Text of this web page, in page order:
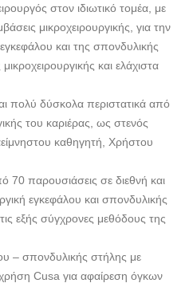
στον ιδιωτικό τομέα, με
μικροχειρουργικής, για την
και της σπονδυλικής
και ελάχιστα
πολύ δύσκολα περιστατικά από
του καριέρας, ως στενός
καθηγητή, Χρήστου
70 παρουσιάσεις σε διεθνή και
εγκεφάλου και σπονδυλικής
εξής σύγχρονες μεθόδους της
– σπονδυλικής στήλης με
Cusa για αφαίρεση όγκων